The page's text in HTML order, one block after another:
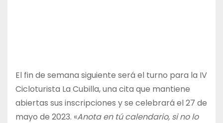
El fin de semana siguiente será el turno para la IV
Cicloturista La Cubilla, una cita que mantiene
abiertas sus inscripciones y se celebrará el 27 de
mayo de 2023. «Anota en tú calendario, si no lo